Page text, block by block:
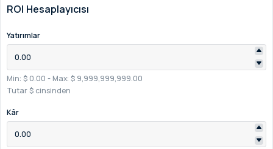
ROI Hesaplayıcısı
Yatırımlar
Min: $ 0.00 - Max: $ 9,999,999,999.00
Tutar $ cinsinden
Kâr